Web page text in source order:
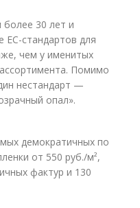
более 30 лет и
ЕС-стандартов для
чем у именитых
Помимо
нестандарт —
опал».
демократичных по
от 550 руб./м²,
фактур и 130